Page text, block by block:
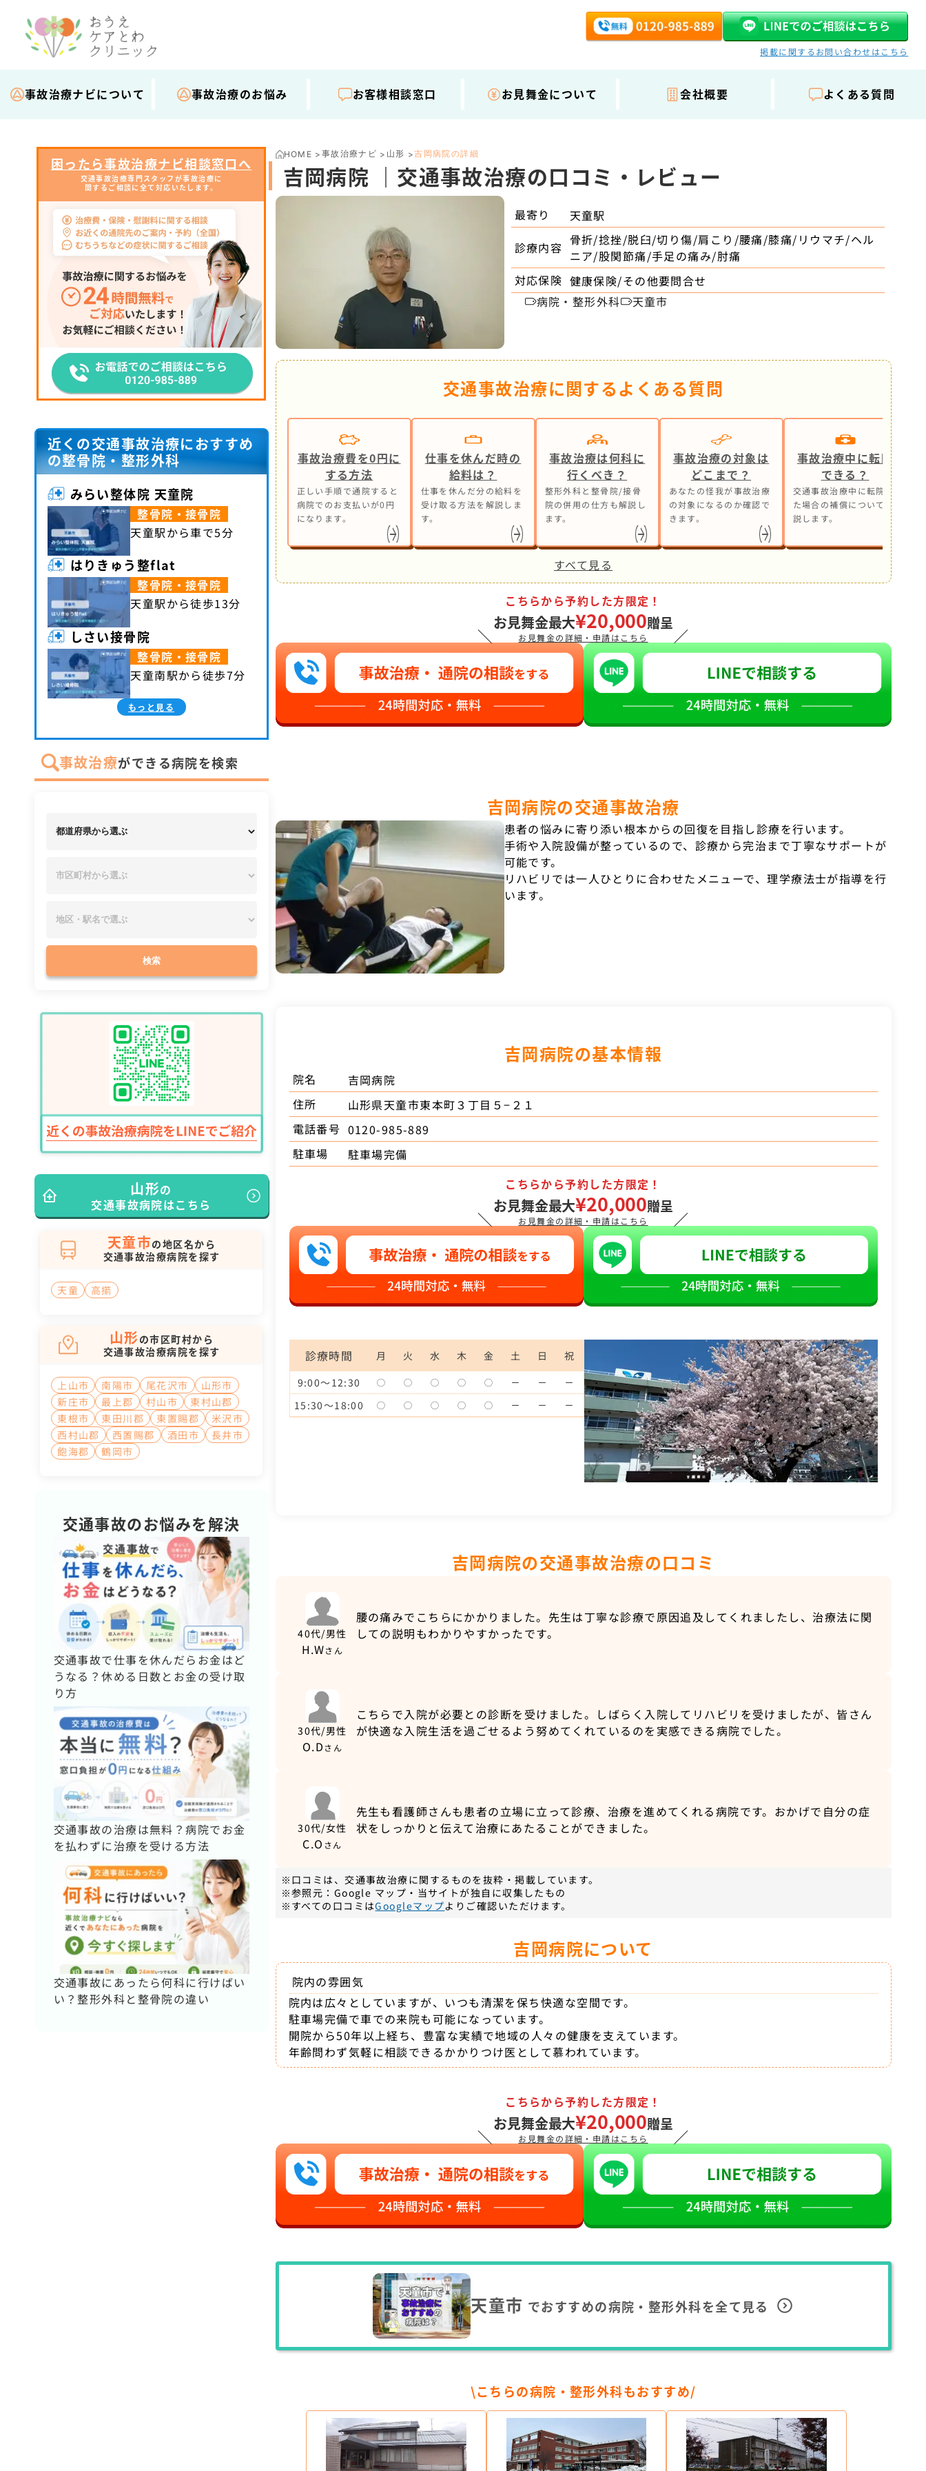
掲載に関するお問い合わせはこちら
事故治療ナビについて 事故治療のお悩み お客様相談窓口 お見舞金について 会社概要 よくある質問
HOME > 事故治療ナビ > 山形 >吉岡病院の詳細
吉岡病院 ｜交通事故治療の口コミ・レビュー
最寄り
天童駅
診療内容 骨折/捻挫/脱臼/切り傷/肩こり/腰痛/膝痛/リウマチ/ヘル
ニア/股関節痛/手足の痛み/肘痛
対応保険 健康保険/その他要問合せ
病院・整形外科
天童市
交通事故治療に関するよくある質問
事故治療費を0円に
する方法
正しい手順で通院すると
病院でのお支払いが0円
になります。
仕事を休んだ時の
給料は？
仕事を休んだ分の給料を
受け取る方法を解説しま
す。
事故治療は何科に
行くべき？
整形外科と整骨院/接骨
院の併用の仕方も解説し
ます。
事故治療の対象は
どこまで？
あなたの怪我が事故治療
の対象になるのか確認で
きます。
事故治療中に転院
できる？
交通事故治療中に転院し
た場合の補償について解
説します。
すべて見る
＼
こちらから予約した方限定！
お見舞金最大¥20,000贈呈
お見舞金の詳細・申請はこちら ／
吉岡病院の交通事故治療
患者の悩みに寄り添い根本からの回復を目指し診療を行います。
手術や入院設備が整っているので、診療から完治まで丁寧なサポートが
可能です。
リハビリでは一人ひとりに合わせたメニューで、理学療法士が指導を行
います。
吉岡病院の基本情報
院名
吉岡病院
住所
山形県天童市東本町３丁目５−２１
電話番号 0120-985-889
駐車場
駐車場完備
＼
こちらから予約した方限定！
お見舞金最大¥20,000贈呈
お見舞金の詳細・申請はこちら ／
診療時間 月 火 水 木 金 土 日
祝
9:00～12:30
◯ ◯ ◯ ◯ ◯ ー ー ー
15:30～18:00 ◯ ◯ ◯ ◯ ◯ ー ー ー
吉岡病院の交通事故治療の口コミ
40代/男性
H.Wさん
腰の痛みでこちらにかかりました。先生は丁寧な診療で原因追及してくれましたし、治療法に関
しての説明もわかりやすかったです。
30代/男性
O.D さん
こちらで入院が必要との診断を受けました。しばらく入院してリハビリを受けましたが、皆さん
が快適な入院生活を過ごせるよう努めてくれているのを実感できる病院でした。
30代/女性
C.O さん
先生も看護師さんも患者の立場に立って診療、治療を進めてくれる病院です。おかげで自分の症
状をしっかりと伝えて治療にあたることができました。
※口コミは、交通事故治療に関するものを抜粋・掲載しています。
※参照元：Google マップ・当サイトが独自に収集したもの
※すべての口コミはGoogleマップよりご確認いただけます。
吉岡病院について
院内の雰囲気
院内は広々としていますが、いつも清潔を保ち快適な空間です。
駐車場完備で車での来院も可能になっています。
開院から50年以上経ち、豊富な実績で地域の人々の健康を支えています。
年齢問わず気軽に相談できるかかりつけ医として慕われています。
＼
こちらから予約した方限定！
お見舞金最大¥20,000贈呈
お見舞金の詳細・申請はこちら ／
天童市 でおすすめの病院・整形外科を全て見る
\こちらの病院・整形外科もおすすめ/
困ったら事故治療ナビ相談窓口へ
交通事故治療専門スタッフが事故治療に
関するご相談に全て対応いたします。
近くの交通事故治療におすすめ
の整骨院・整形外科
みらい整体院 天童院
整骨院・接骨院
天童駅から車で5分
はりきゅう整flat
整骨院・接骨院
天童駅から徒歩13分
しさい接骨院
整骨院・接骨院
天童南駅から徒歩7分
もっと見る
事故治療ができる病院を検索
検索
山形の
交通事故病院はこちら
天童市の地区名から
交通事故治療病院を探す
天童 高擶
山形の市区町村から
交通事故治療病院を探す
上山市 南陽市 尾花沢市
山形市
新庄市
最上郡 村山市
東村山郡
東根市
東田川郡 東置賜郡
米沢市
西村山郡
西置賜郡 酒田市
長井市
飽海郡
鶴岡市
交通事故のお悩みを解決
交通事故で仕事を休んだらお金はど
うなる？休める日数とお金の受け取
り方
交通事故の治療は無料？病院でお金
を払わずに治療を受ける方法
交通事故にあったら何科に行けばい
い？整形外科と整骨院の違い